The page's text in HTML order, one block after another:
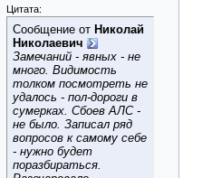
Цитата:
Сообщение от Николай
Николаевич
Замечаний - явных - не
много. Видимость
толком посмотреть не
удалось - пол-дороги в
сумерках. Сбоев АЛС -
не было. Записал ряд
вопросов к самому себе
- нужно будет
поразбираться.